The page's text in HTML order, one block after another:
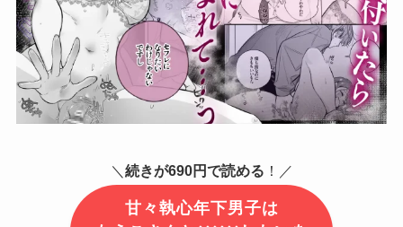
＼ 続きが690円で読める ！／
甘々執心年下男子は